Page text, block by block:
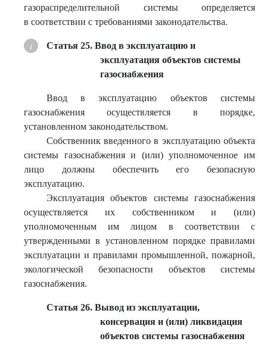
газораспределительной системы определяется
в соответствии с требованиями законодательства.
Статья 25. Ввод в эксплуатацию и
эксплуатация объектов системы
газоснабжения
Ввод в эксплуатацию объектов системы
газоснабжения осуществляется в порядке,
установленном законодательством.
Собственник введенного в эксплуатацию объекта
системы газоснабжения и (или) уполномоченное им
лицо должны обеспечить его безопасную
эксплуатацию.
Эксплуатация объектов системы газоснабжения
осуществляется их собственником и (или)
уполномоченным им лицом в соответствии с
утвержденными в установленном порядке правилами
эксплуатации и правилами промышленной, пожарной,
экологической безопасности объектов системы
газоснабжения.
Статья 26. Вывод из эксплуатации,
консервация и (или) ликвидация
объектов системы газоснабжения